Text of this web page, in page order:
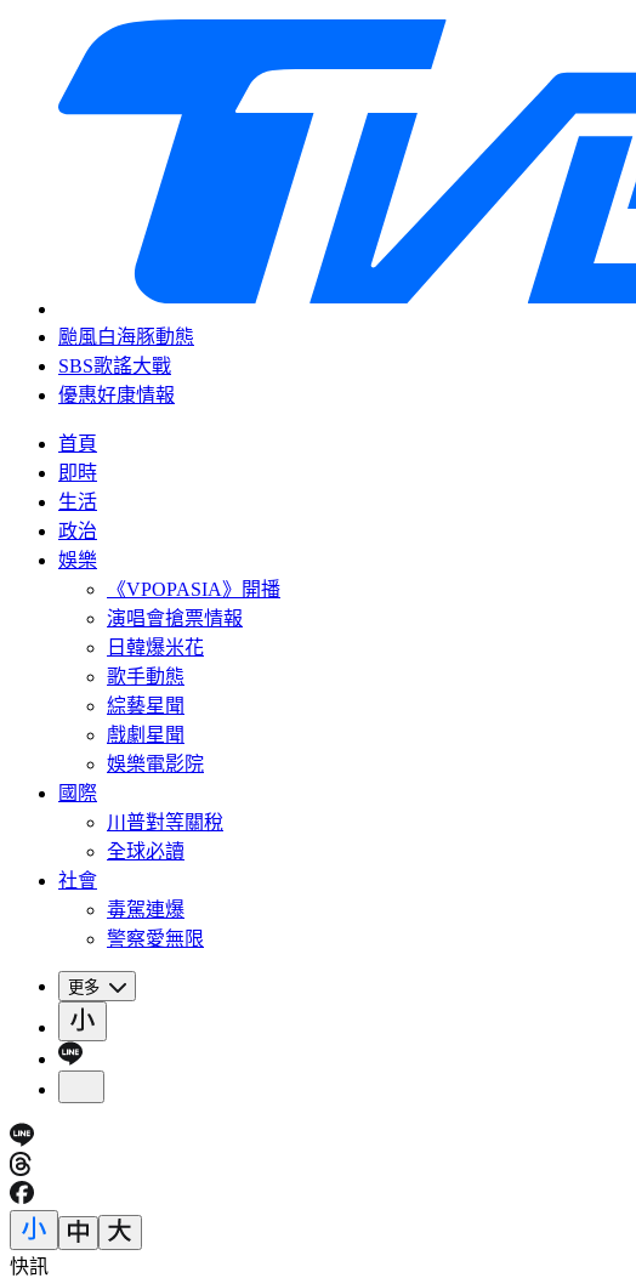
颱風白海豚動態
SBS歌謠大戰
優惠好康情報
首頁
即時
生活
政治
娛樂
《VPOPASIA》開播
演唱會搶票情報
日韓爆米花
歌手動態
綜藝星聞
戲劇星聞
娛樂電影院
國際
川普對等關稅
全球必讀
社會
毒駕連爆
警察愛無限
更多
快訊